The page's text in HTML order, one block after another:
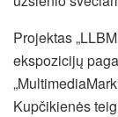
Projektas
ekspozicijų
Kupčikienės